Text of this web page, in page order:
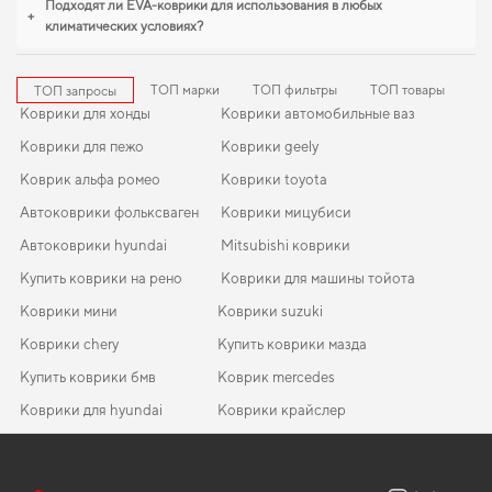
только действительно достойные товары.
+
Подходят ли EVA-коврики для использования в любых
климатических условиях?
ТОП запросы ТОП марки ТОП фильтры ТОП товары
Коврики для хонды
Коврики для пежо
Коврик альфа ромео
Автоковрики фольксваген
Автоковрики hyundai
Купить коврики на рено
Коврики автомобильные ваз
Коврики geely
Коврики toyota
Коврики мицубиси
Mitsubishi коврики
Коврики для машины тойота
Коврики мини
Коврики chery
Купить коврики бмв
Коврики для hyundai
Коврики suzuki
Купить коврики мазда
Коврик mercedes
Коврики крайслер